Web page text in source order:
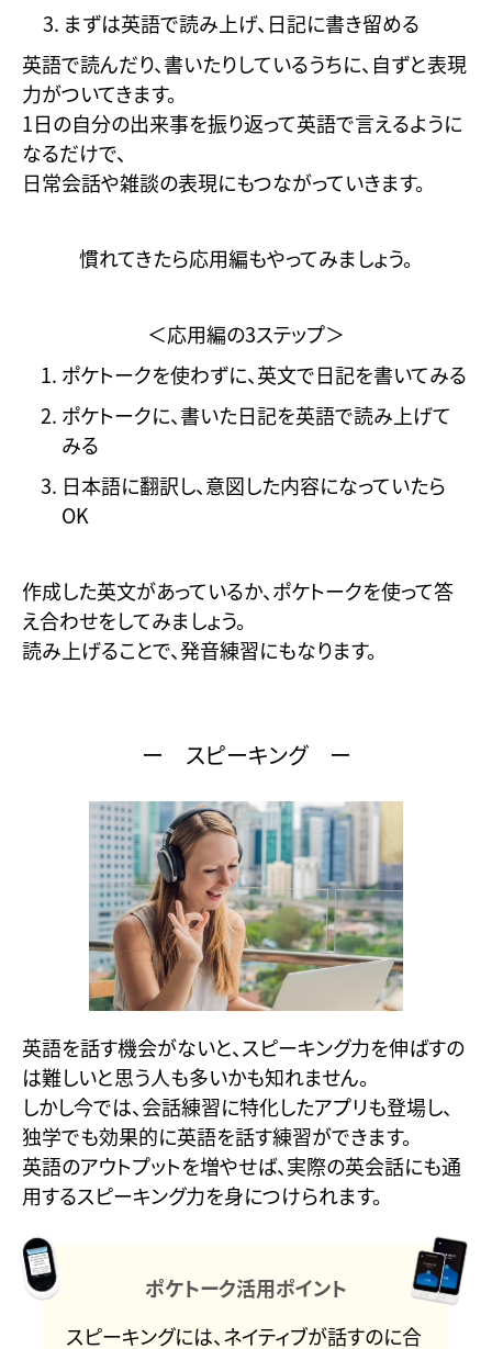
まずは英語で読み上げ、日記に書き留める
英語で読んだり、書いたりしているうちに、自ずと表現
力がついてきます。
1日の自分の出来事を振り返って英語で言えるように
なるだけで、
日常会話や雑談の表現にもつながっていきます。
慣れてきたら応用編もやってみましょう。
＜応用編の3ステップ＞
ポケトークを使わずに、英文で日記を書いてみる
ポケトークに、書いた日記を英語で読み上げて
みる
日本語に翻訳し、意図した内容になっていたら
OK
作成した英文があっているか、ポケトークを使って答
え合わせをしてみましょう。
読み上げることで、発音練習にもなります。
ー スピーキング ー
英語を話す機会がないと、スピーキング力を伸ばすの
は難しいと思う人も多いかも知れません。
しかし今では、会話練習に特化したアプリも登場し、
独学でも効果的に英語を話す練習ができます。
英語のアウトプットを増やせば、実際の英会話にも通
用するスピーキング力を身につけられます。
ポケトーク活用ポイント
スピーキングには、ネイティブが話すのに合